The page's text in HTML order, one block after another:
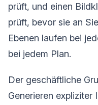
prüft, und einen
prüft, bevor sie an
Ebenen laufen bei
bei jedem Plan.
Der geschäftliche
Generieren expliziter